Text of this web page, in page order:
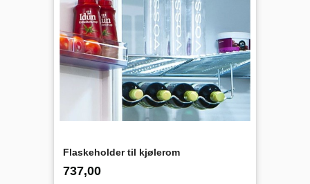
Flaskeholder til kjølerom
Pris
737,00mva.